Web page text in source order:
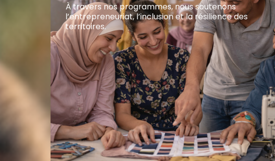
À travers nos programmes, nous soutenons
l’entrepreneuriat, l’inclusion et la résilience des
territoires.